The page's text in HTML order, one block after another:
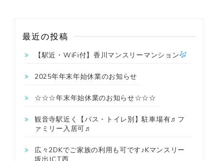
最近の投稿
【駅近・WiFi付】香川マンスリーマンション
2025年年末年始休業のお知らせ
☆☆☆年末年始休業のお知らせ☆☆☆
観音寺駅近く【バス・トイレ別】駐車場有♬フ
ァミリー入居可♬
広々2DKでご家族の利用も可です♪Kマンスリー
坂出JCT西